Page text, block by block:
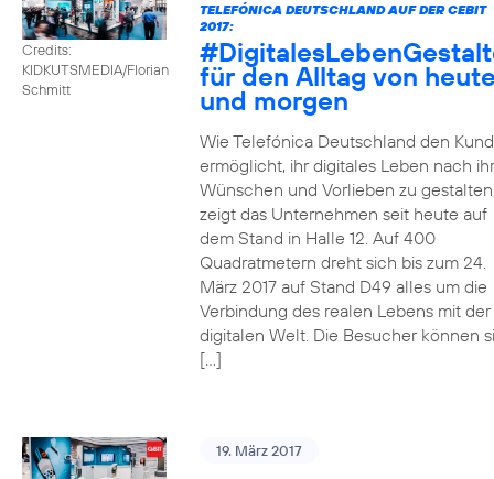
Credits:
KIDKUTSMEDIA/Florian
Schmitt
TELEFÓNICA DEUTSCHLAND AUF DER CEBIT
2017:
für den Alltag von
und morgen
Wie Telefónica Deutschland den
ermöglicht, ihr digitales Leben nach
Wünschen und Vorlieben zu
zeigt das Unternehmen seit heute auf
dem Stand in Halle 12. Auf 400
Quadratmetern dreht sich bis zum 24.
März 2017 auf Stand D49 alles um die
Verbindung des realen Lebens mit der
digitalen Welt. Die Besucher können
[…]
19. März 2017